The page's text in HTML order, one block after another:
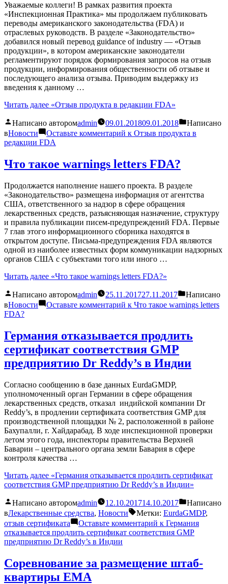
Уважаемые коллеги! В рамках развития проекта
«Инспекционная Практика» мы продолжаем публиковать
переводы американского законодательства (FDA) и
отраслевых руководств. В разделе «Законодательство»
добавился новый перевод guidance of industry — «Отзыв
продукции», в котором американские законодатели
регламентируют порядок формирования запросов на отзыв
продукции, информирования общественности об отзыве и
последующего анализа отзыва. Приводим выдержку из
введения к данному …
Читать далее «Отзыв продукта в редакции FDA»
Написано авторомadmin 09.01.201809.01.2018
Написано
вНовости Оставьте комментарий к Отзыв продукта в
редакции FDA
Что такое warnings letters FDA?
Продолжается наполнение нашего проекта. В разделе
«Законодательство» размещена информация от агентства
США, ответственного за надзор в сфере обращения
лекарственных средств, разъясняющая назначение, структуру
и правила публикации писем-предупреждений FDA. Первые
7 глав этого информационного сборника находятся в
открытом доступе. Письма-предупреждения FDA являются
одной из наиболее известных форм коммуникации надзорных
органов США с субъектами того или иного …
Читать далее «Что такое warnings letters FDA?»
Написано авторомadmin 25.11.201727.11.2017
Написано
вНовости Оставьте комментарий к Что такое warnings letters
FDA?
Германия отказывается продлить
сертификат соответствия GMP
предприятию Dr Reddy’s в Индии
Согласно сообщению в базе данных EurdaGMDP,
уполномоченный орган Германии в сфере обращения
лекарственных средств, отказал индийской компании Dr
Reddy’s, в продлении сертификата соответствия GMP для
производственной площадки № 2, расположенной в районе
Бахупалли, г. Хайдарабад. В ходе инспекционной проверки
летом этого года, инспекторы правительства Верхней
Баварии – центрального органа земли Бавария в сфере
контроля качества …
Читать далее «Германия отказывается продлить сертификат
соответствия GMP предприятию Dr Reddy’s в Индии»
Написано авторомadmin 12.10.201714.10.2017
Написано
вЛекарственные средства, Новости Метки: EurdaGMDP,
отзыв сертификата
Оставьте комментарий к Германия
отказывается продлить сертификат соответствия GMP
предприятию Dr Reddy’s в Индии
Соревнование за размещение штаб-
квартиры EMA